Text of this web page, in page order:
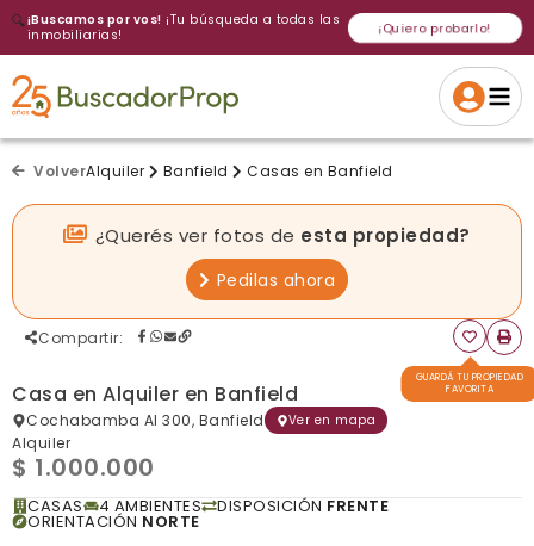
🔍¡Buscamos por vos! ¡Tu búsqueda a todas las
inmobiliarias!
¡Quiero probarlo!
Cancelar Si, eliminar
Gracias
Volver a intentar
VolverAlquiler Banfield Casas en Banfield
¿Querés ver fotos de esta propiedad?
Pedilas ahora
Compartir:
GUARDÁ TU PROPIEDAD
FAVORITA
Casa en Alquiler en Banfield
Cochabamba Al 300, Banfield Ver en mapa
Alquiler
$ 1.000.000
CASAS 4 AMBIENTES DISPOSICIÓN FRENTE
ORIENTACIÓN NORTE